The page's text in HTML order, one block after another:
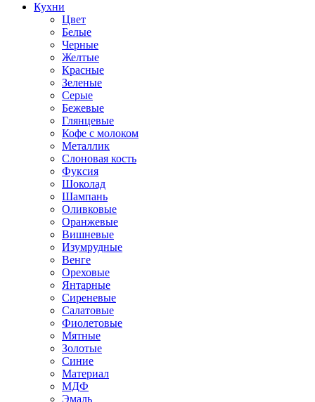
Кухни
Цвет
Белые
Черные
Желтые
Красные
Зеленые
Серые
Бежевые
Глянцевые
Кофе с молоком
Металлик
Слоновая кость
Фуксия
Шоколад
Шампань
Оливковые
Оранжевые
Вишневые
Изумрудные
Венге
Ореховые
Янтарные
Сиреневые
Салатовые
Фиолетовые
Мятные
Золотые
Синие
Материал
МДФ
Эмаль